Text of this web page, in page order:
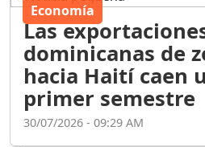
Economía
Las
dominicanas de
hacia Haití caen
primer semestre
30/07/2026 - 09:29 AM